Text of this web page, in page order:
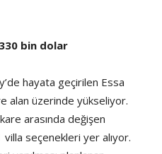
bin dolar
hayata geçirilen Essa
alan üzerinde yükseliyor.
arasında değişen
seçenekleri yer alıyor.